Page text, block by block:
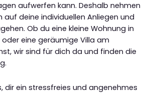
aufwerfen kann. Deshalb nehmen
auf deine individuellen Anliegen und
Ob du eine kleine Wohnung in
eine geräumige Villa am
wir sind für dich da und finden die
dir ein stressfreies und angenehmes